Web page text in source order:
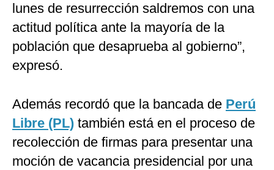
lunes de resurrección saldremos con una
actitud política ante la mayoría de la
población que desaprueba al gobierno”,
expresó.
Además recordó que la bancada de Perú
Libre (PL) también está en el proceso de
recolección de firmas para presentar una
moción de vacancia presidencial por una